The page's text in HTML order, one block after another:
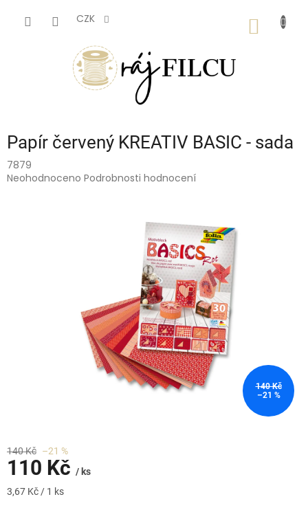
CZK
Papír červený KREATIV BASIC - sada
7879
Průměrné
Neohodnoceno Podrobnosti hodnocení
140 Kč
–21 %
140 Kč –21 %
110 Kč / ks
Měrná
3,67 Kč / 1 ks